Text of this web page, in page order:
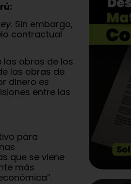
Sin embargo,
contractual
obras de los
las obras de
dinero es
entre las
para
que se viene
más